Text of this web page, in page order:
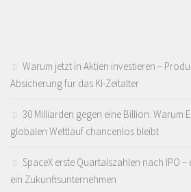
Warum jetzt in Aktien investieren –
Absicherung für das KI-Zeitalter
30 Milliarden gegen eine Billion: Warum
globalen Wettlauf chancenlos bleibt
SpaceX erste Quartalszahlen nach IPO
ein Zukunftsunternehmen